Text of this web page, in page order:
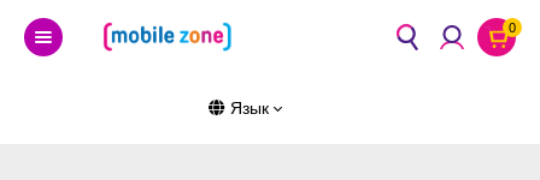
0
Язык